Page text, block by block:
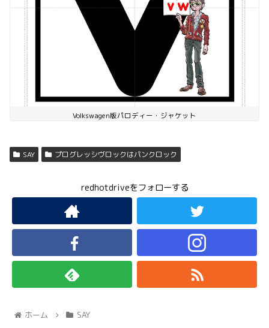
Volkswagen版パロディー・ジャケット
SAY プログレッシヴロックはパンクロック
redhotdriveをフォローする
ホーム SAY